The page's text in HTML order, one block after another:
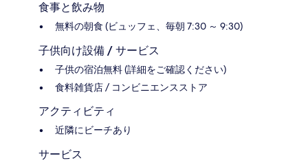
食事と飲み物
無料の朝食 (ビュッフェ、毎朝 7:30 ～ 9:30)
子供向け設備 / サービス
子供の宿泊無料 (詳細をご確認ください)
食料雑貨店 / コンビニエンスストア
アクティビティ
近隣にビーチあり
サービス